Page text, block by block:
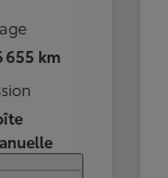
655 km